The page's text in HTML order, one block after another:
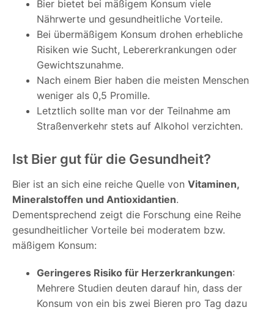
Bier bietet bei mäßigem Konsum viele
Nährwerte und gesundheitliche Vorteile.
Bei übermäßigem Konsum drohen erhebliche
Risiken wie Sucht, Lebererkrankungen oder
Gewichtszunahme.
Nach einem Bier haben die meisten Menschen
weniger als 0,5 Promille.
Letztlich sollte man vor der Teilnahme am
Straßenverkehr stets auf Alkohol verzichten.
Ist Bier gut für die Gesundheit?
Bier ist an sich eine reiche Quelle von Vitaminen,
Mineralstoffen und Antioxidantien.
Dementsprechend zeigt die Forschung eine Reihe
gesundheitlicher Vorteile bei moderatem bzw.
mäßigem Konsum:
Geringeres Risiko für Herzerkrankungen:
Mehrere Studien deuten darauf hin, dass der
Konsum von ein bis zwei Bieren pro Tag dazu